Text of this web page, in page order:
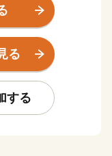
の整備や民間活
備等を積極的に
２日に再開発ビ
ー）がオープン
る
する